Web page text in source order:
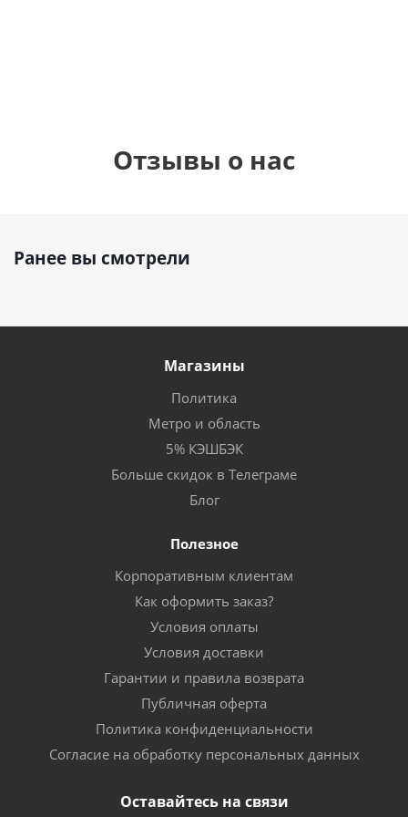
Отзывы о нас
Ранее вы смотрели
Магазины
Политика
Метро и область
5% КЭШБЭК
Больше скидок в Телеграме
Блог
Полезное
Корпоративным клиентам
Как оформить заказ?
Условия оплаты
Условия доставки
Гарантии и правила возврата
Публичная оферта
Политика конфиденциальности
Согласие на обработку персональных данных
Оставайтесь на связи